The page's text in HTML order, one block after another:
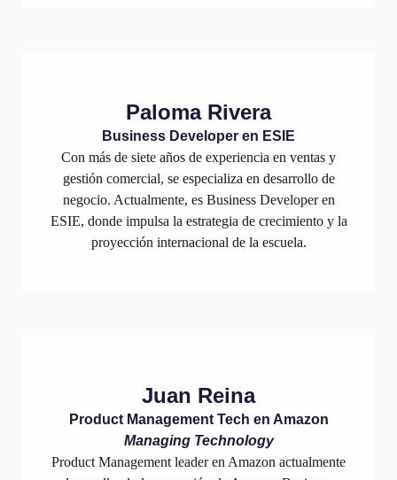
Paloma Rivera
Business Developer en ESIE
Con más de siete años de experiencia en ventas y
gestión comercial, se especializa en desarrollo de
negocio. Actualmente, es Business Developer en
ESIE, donde impulsa la estrategia de crecimiento y la
proyección internacional de la escuela.
Juan Reina
Product Management Tech en Amazon
Managing Technology
Product Management leader en Amazon actualmente